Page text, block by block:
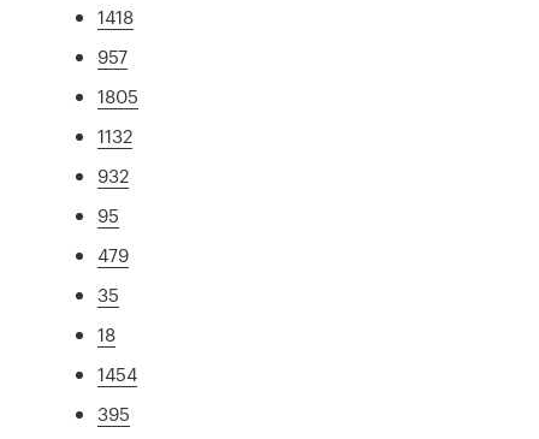
1418
957
1805
1132
932
95
479
35
18
1454
395